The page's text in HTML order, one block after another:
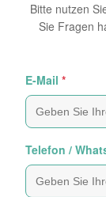
Bitte nutzen
Sie Fragen
E-Mail *
Telefon /